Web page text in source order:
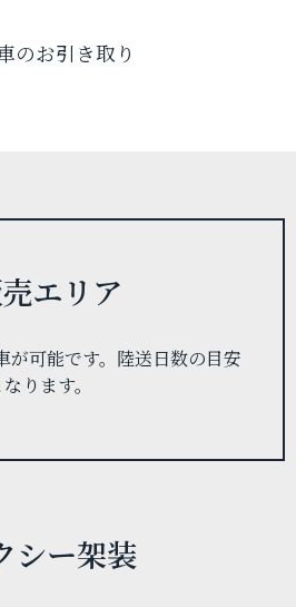
のお引き取り
エリア
可能です。 陸送日数の目安
ります。
シー架装